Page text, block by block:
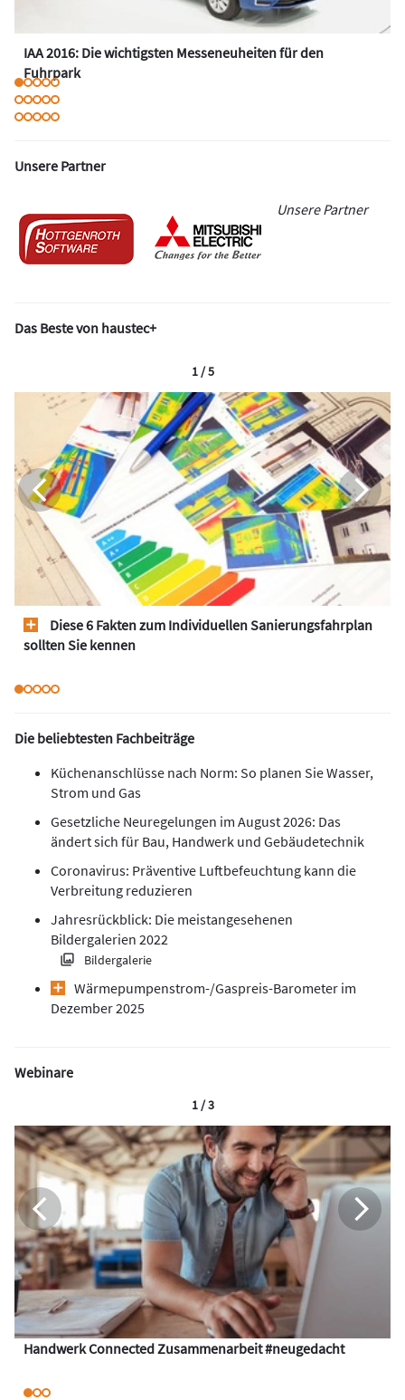
IAA 2016: Die wichtigsten Messeneuheiten für den
Fuhrpark
Unsere Partner
Unsere Partner
Das Beste von haustec+
Diese 6 Fakten zum Individuellen Sanierungsfahrplan
sollten Sie kennen
1 / 5
Die beliebtesten Fachbeiträge
Küchenanschlüsse nach Norm: So planen Sie Wasser,
Strom und Gas
Gesetzliche Neuregelungen im August 2026: Das
ändert sich für Bau, Handwerk und Gebäudetechnik
Coronavirus: Präventive Luftbefeuchtung kann die
Verbreitung reduzieren
Jahresrückblick: Die meistangesehenen
Bildergalerien 2022
Bildergalerie
Wärmepumpen­strom-/Gas­preis­-Baro­meter im
Dezember 2025
Webinare
Handwerk Connected Zusammenarbeit #neugedacht
1 / 3